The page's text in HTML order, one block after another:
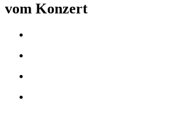
vom Konzert